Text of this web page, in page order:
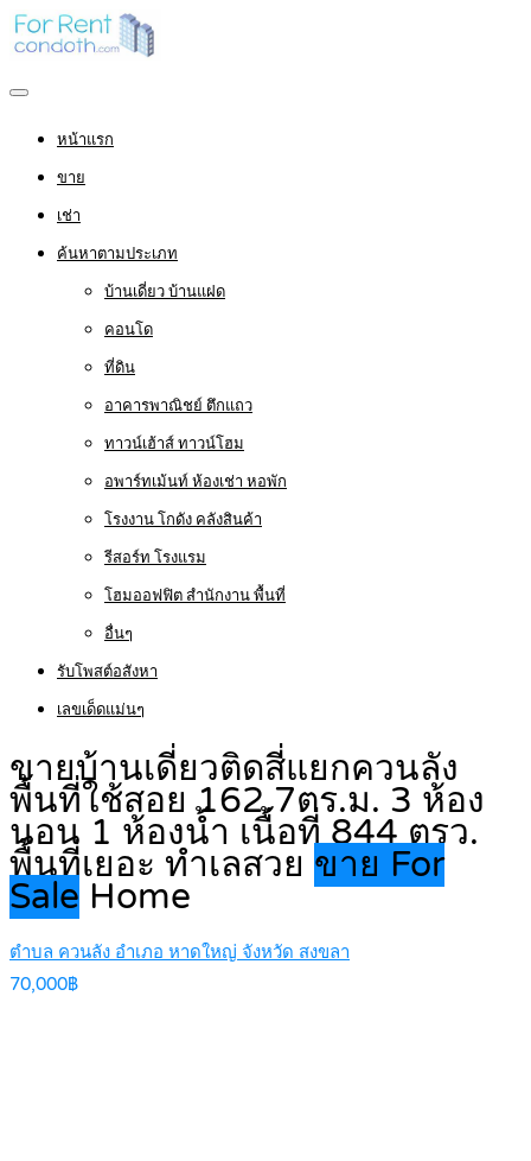
หน้าแรก
ขาย
เช่า
ค้นหาตามประเภท
บ้านเดี่ยว บ้านแฝด
คอนโด
ที่ดิน
อาคารพาณิชย์ ตึกแถว
ทาวน์เฮ้าส์ ทาวน์โฮม
อพาร์ทเม้นท์ ห้องเช่า หอพัก
โรงงาน โกดัง คลังสินค้า
รีสอร์ท โรงแรม
โฮมออฟฟิต สำนักงาน พื้นที่
อื่นๆ
รับโพสต์อสังหา
เลขเด็ดแม่นๆ
ขายบ้านเดี่ยวติดสี่แยกควนลัง
พื้นที่ใช้สอย 162.7ตร.ม. 3 ห้อง
นอน 1 ห้องน้ำ เนื้อที่ 844 ตรว.
พื้นที่เยอะ ทำเลสวย ขาย For
Sale Home
ตำบล ควนลัง อำเภอ หาดใหญ่ จังหวัด สงขลา
70,000฿